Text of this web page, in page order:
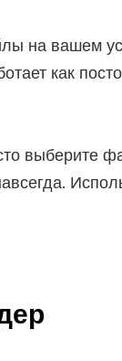
на вашем
как
выберите